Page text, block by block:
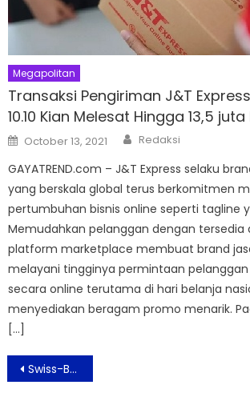
Megapolitan
Transaksi Pengiriman J&T
10.10 Kian Melesat Hingga 13,5
Posted
on
October 13, 2021 Author
Redaksi
GAYATREND.com – J&T Express selaku
yang berskala global terus berkomitmen
pertumbuhan bisnis online seperti tagline
Memudahkan pelanggan dengan tersedia
platform marketplace membuat brand
melayani tingginya permintaan
secara online terutama di hari belanja
menyediakan beragam promo menarik.
[…]
Post
navigation
Swiss-Belhotel Serpong Kembali Menggelar Pameran Pernikahan